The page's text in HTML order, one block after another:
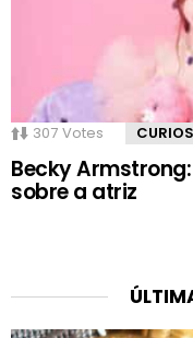
307 Votes
Becky
sobre a atriz